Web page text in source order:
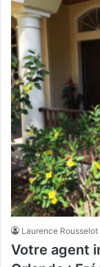
Laurence Rousselot
Votre agent